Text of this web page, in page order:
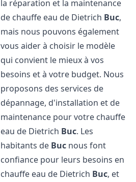
la réparation et la maintenance
de chauffe eau de Dietrich Buc,
mais nous pouvons également
vous aider à choisir le modèle
qui convient le mieux à vos
besoins et à votre budget. Nous
proposons des services de
dépannage, d'installation et de
maintenance pour votre chauffe
eau de Dietrich Buc. Les
habitants de Buc nous font
confiance pour leurs besoins en
chauffe eau de Dietrich Buc, et